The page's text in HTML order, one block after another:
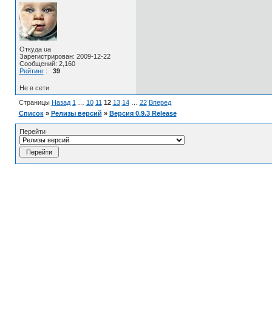
Откуда ua
Зарегистрирован: 2009-12-22
Сообщений: 2,160
Рейтинг: 39
Не в сети
Страницы Назад 1 10 11 12 13 14 22 Вперед
Список » Релизы версий » Версия 0.9.3 Release
Перейти